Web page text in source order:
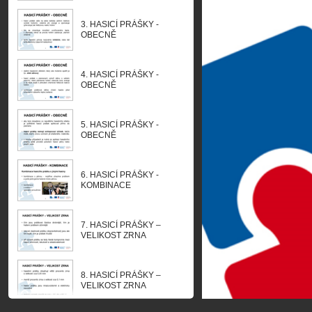
3. HASICÍ PRÁŠKY -
OBECNĚ
4. HASICÍ PRÁŠKY -
OBECNĚ
5. HASICÍ PRÁŠKY -
OBECNĚ
6. HASICÍ PRÁŠKY -
KOMBINACE
7. HASICÍ PRÁŠKY –
VELIKOST ZRNA
8. HASICÍ PRÁŠKY –
VELIKOST ZRNA